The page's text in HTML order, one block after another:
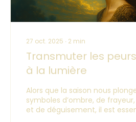
27 oct. 2025 ∙ 2 min
Transmuter les
à la lumière
Alors que la saison nous
symboles d’ombre, de
et de déguisement, il est